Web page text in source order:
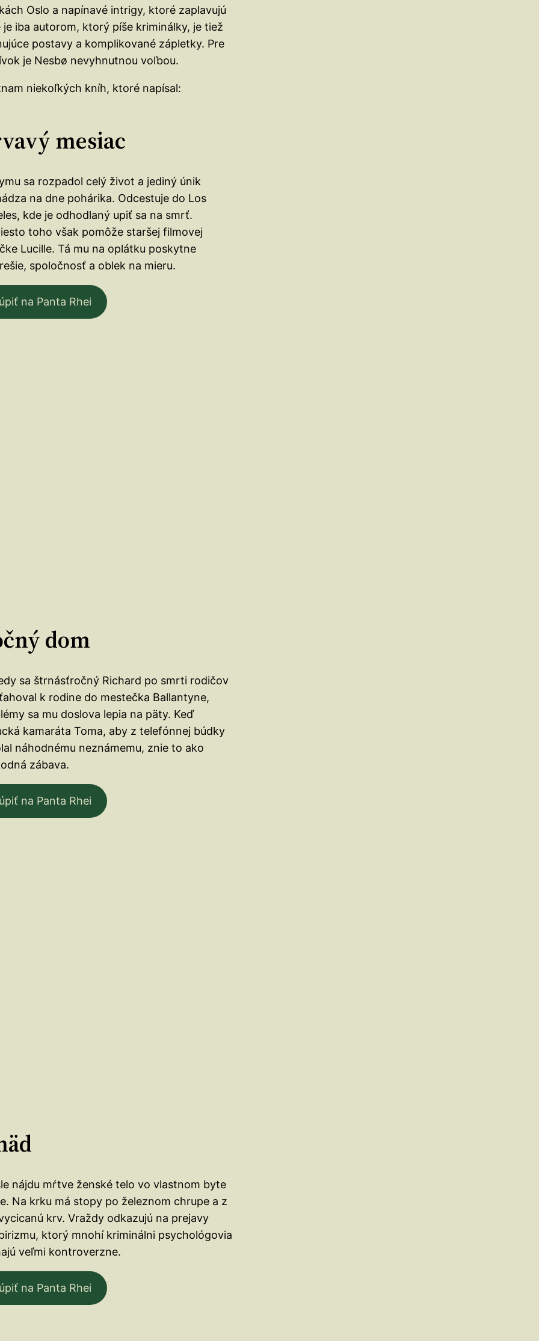
Oslo a napínavé intrigy, ktoré zaplavujú
iba autorom, ktorý píše kriminálky, je tiež
postavy a komplikované zápletky. Pre
je Nesbø nevyhnutnou voľbou.
niekoľkých kníh, ktoré napísal:
mesiac
sa rozpadol celý život a jediný únik
na dne pohárika. Odcestuje do Los
kde je odhodlaný upiť sa na smrť.
toho však pomôže staršej filmovej
Lucille. Tá mu na oplátku poskytne
spoločnosť a oblek na mieru.
na Panta Rhei
dom
sa štrnásťročný Richard po smrti rodičov
k rodine do mestečka Ballantyne,
sa mu doslova lepia na päty. Keď
kamaráta Toma, aby z telefónnej búdky
náhodnému neznámemu, znie to ako
zábava.
na Panta Rhei
nájdu mŕtve ženské telo vo vlastnom byte
Na krku má stopy po železnom chrupe a z
krv. Vraždy odkazujú na prejavy
ktorý mnohí kriminálni psychológovia
veľmi kontroverzne.
na Panta Rhei